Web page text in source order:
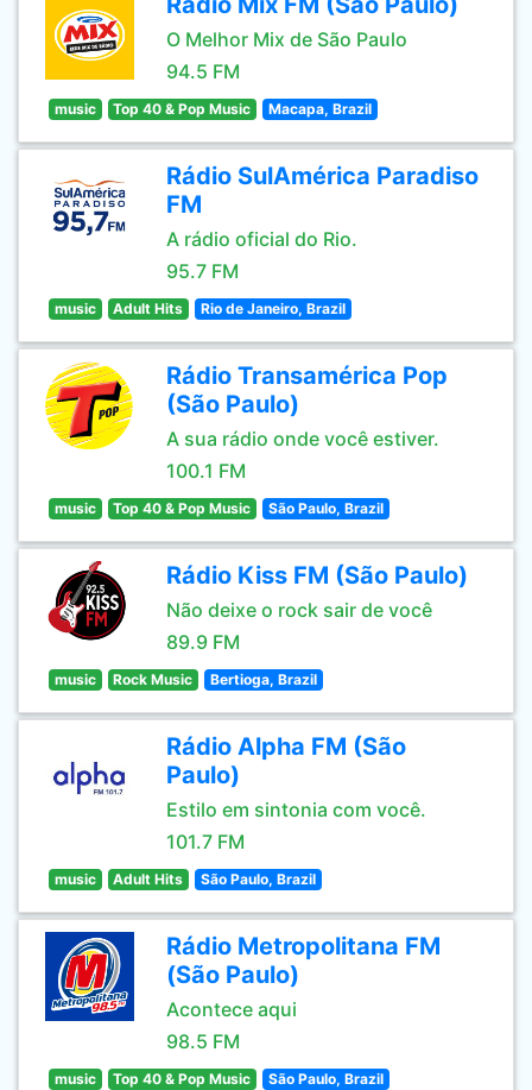
O Melhor Mix de São Paulo
94.5 FM
music Top 40 & Pop Music Macapa, Brazil
Rádio SulAmérica Paradiso
FM
A rádio oficial do Rio.
95.7 FM
music Adult Hits Rio de Janeiro, Brazil
Rádio Transamérica Pop
(São Paulo)
A sua rádio onde você estiver.
100.1 FM
music Top 40 & Pop Music São Paulo, Brazil
Rádio Kiss FM (São Paulo)
Não deixe o rock sair de você
89.9 FM
music Rock Music Bertioga, Brazil
Rádio Alpha FM (São
Paulo)
Estilo em sintonia com você.
101.7 FM
music Adult Hits São Paulo, Brazil
Rádio Metropolitana FM
(São Paulo)
Acontece aqui
98.5 FM
music Top 40 & Pop Music São Paulo, Brazil